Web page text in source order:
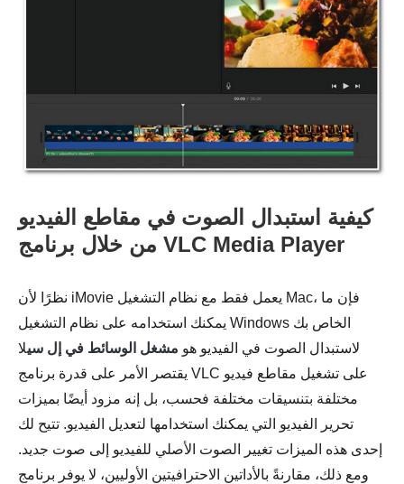
كيفية استبدال الصوت في مقاطع الفيديو
من خلال برنامج VLC Media Player
نظرًا لأن iMovie يعمل فقط مع نظام التشغيل Mac، فإن ما
يمكنك استخدامه على نظام التشغيل Windows الخاص بك
لاستبدال الصوت في الفيديو هو مشغل الوسائط في إل سيلا
يقتصر الأمر على قدرة برنامج VLC على تشغيل مقاطع فيديو
مختلفة بتنسيقات مختلفة فحسب، بل إنه مزود أيضًا بميزات
تحرير الفيديو التي يمكنك استخدامها لتعديل الفيديو. تتيح لك
إحدى هذه الميزات تغيير الصوت الأصلي للفيديو إلى صوت جديد.
ومع ذلك، مقارنةً بالأداتين الاحترافيتين الأوليين، لا يوفر برنامج